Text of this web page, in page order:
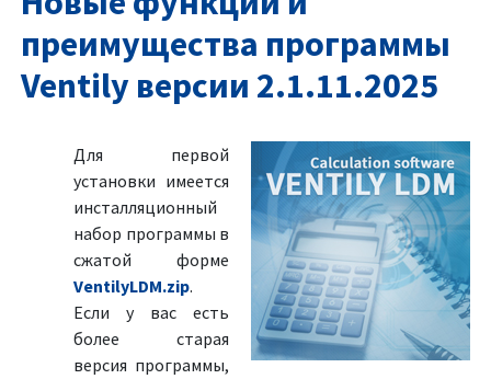
преимущества программы
Ventily версии 2.1.11.2025
Для первой
установки имеется
инсталляционный
набор программы в
сжатой форме
VentilyLDM.zip.
Если у вас есть
более старая
версия программы,